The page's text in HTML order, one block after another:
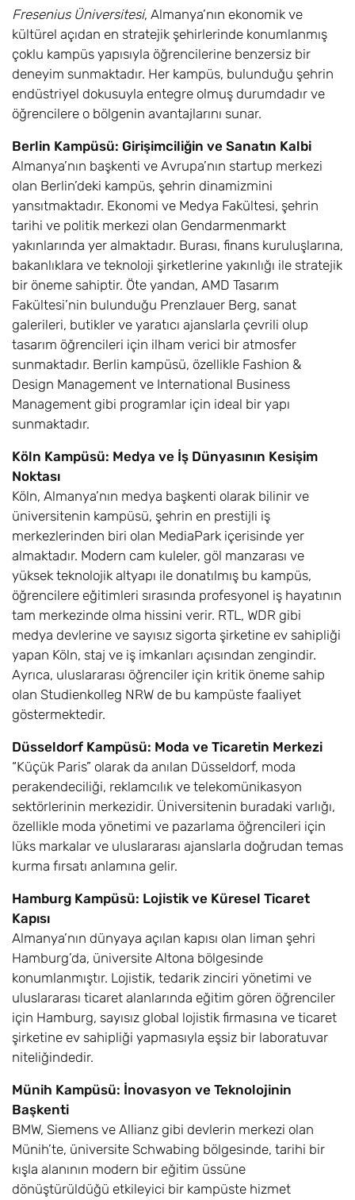
Fresenius Üniversitesi, Almanya’nın ekonomik ve
kültürel açıdan en stratejik şehirlerinde konumlanmış
çoklu kampüs yapısıyla öğrencilerine benzersiz bir
deneyim sunmaktadır. Her kampüs, bulunduğu şehrin
endüstriyel dokusuyla entegre olmuş durumdadır ve
öğrencilere o bölgenin avantajlarını sunar.
Berlin Kampüsü: Girişimciliğin ve Sanatın Kalbi
Almanya’nın başkenti ve Avrupa’nın startup merkezi
olan Berlin’deki kampüs, şehrin dinamizmini
yansıtmaktadır. Ekonomi ve Medya Fakültesi, şehrin
tarihi ve politik merkezi olan Gendarmenmarkt
yakınlarında yer almaktadır. Burası, finans kuruluşlarına,
bakanlıklara ve teknoloji şirketlerine yakınlığı ile stratejik
bir öneme sahiptir. Öte yandan, AMD Tasarım
Fakültesi’nin bulunduğu Prenzlauer Berg, sanat
galerileri, butikler ve yaratıcı ajanslarla çevrili olup
tasarım öğrencileri için ilham verici bir atmosfer
sunmaktadır. Berlin kampüsü, özellikle Fashion &
Design Management ve International Business
Management gibi programlar için ideal bir yapı
sunmaktadır.
Köln Kampüsü: Medya ve İş Dünyasının Kesişim
Noktası
Köln, Almanya’nın medya başkenti olarak bilinir ve
üniversitenin kampüsü, şehrin en prestijli iş
merkezlerinden biri olan MediaPark içerisinde yer
almaktadır. Modern cam kuleler, göl manzarası ve
yüksek teknolojik altyapı ile donatılmış bu kampüs,
öğrencilere eğitimleri sırasında profesyonel iş hayatının
tam merkezinde olma hissini verir. RTL, WDR gibi
medya devlerine ve sayısız sigorta şirketine ev sahipliği
yapan Köln, staj ve iş imkanları açısından zengindir.
Ayrıca, uluslararası öğrenciler için kritik öneme sahip
olan Studienkolleg NRW de bu kampüste faaliyet
göstermektedir.
Düsseldorf Kampüsü: Moda ve Ticaretin Merkezi
“Küçük Paris” olarak da anılan Düsseldorf, moda
perakendeciliği, reklamcılık ve telekomünikasyon
sektörlerinin merkezidir. Üniversitenin buradaki varlığı,
özellikle moda yönetimi ve pazarlama öğrencileri için
lüks markalar ve uluslararası ajanslarla doğrudan temas
kurma fırsatı anlamına gelir.
Hamburg Kampüsü: Lojistik ve Küresel Ticaret
Kapısı
Almanya’nın dünyaya açılan kapısı olan liman şehri
Hamburg’da, üniversite Altona bölgesinde
konumlanmıştır. Lojistik, tedarik zinciri yönetimi ve
uluslararası ticaret alanlarında eğitim gören öğrenciler
için Hamburg, sayısız global lojistik firmasına ve ticaret
şirketine ev sahipliği yapmasıyla eşsiz bir laboratuvar
niteliğindedir.
Münih Kampüsü: İnovasyon ve Teknolojinin
Başkenti
BMW, Siemens ve Allianz gibi devlerin merkezi olan
Münih’te, üniversite Schwabing bölgesinde, tarihi bir
kışla alanının modern bir eğitim üssüne
dönüştürüldüğü etkileyici bir kampüste hizmet